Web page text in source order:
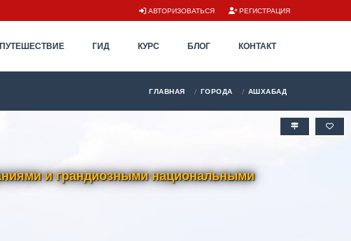
АВТОРИЗОВАТЬСЯ РЕГИСТРАЦИЯ
ПУТЕШЕСТВИЕ ГИД КУРС БЛОГ КОНТАКТ
ГЛАВНАЯ ГОРОДА АШХАБАД
и грандиозными национальными